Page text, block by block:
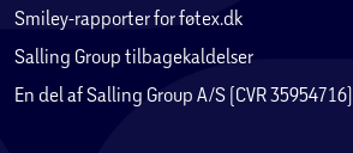
Smiley-rapporter for føtex.dk
Salling Group tilbagekaldelser
En del af Salling Group A/S (CVR 35954716)